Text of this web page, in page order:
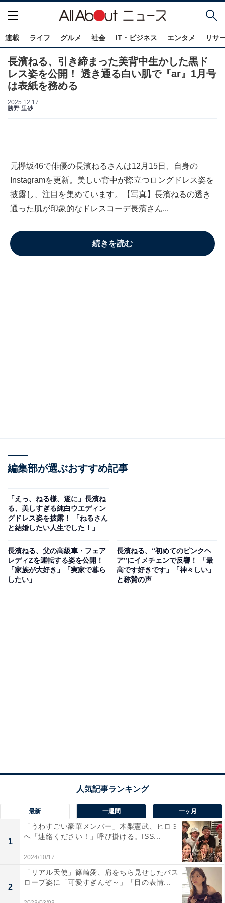
連載 ライフ グルメ 社会 IT・ビジネス エンタメ リサ
長濱ねる、引き締まった美背中生かした黒ド
レス姿を公開！ 透き通る白い肌で『ar』1月号
は表紙を務める
2025.12.17
勝野 里砂
元欅坂46で俳優の長濱ねるさんは12月15日、自身の
Instagramを更新。美しい背中が際立つロングドレス姿を
披露し、注目を集めています。【写真】長濱ねるの透き
通った肌が印象的なドレスコーデ長濱さん...
続きを読む
編集部が選ぶおすすめ記事
「えっ、ねる様、遂に」長濱ね
る、美しすぎる純白ウエディン
グドレス姿を披露！ 「ねるさん
と結婚したい人生でした！」
長濱ねる、父の高級車・フェア
レディZを運転する姿を公開！
「家族が大好き」「実家で暮ら
したい」
長濱ねる、“初めてのピンクヘ
ア”にイメチェンで反響！ 「最
高です好きです」「神々しい」
と称賛の声
最新 一週間 一ヶ月
1
「うわすごい豪華メンバー」木梨憲武、ヒロミ
へ「連絡ください！」呼び掛ける。ISS...
2024/10/17
2
「リアル天使」篠崎愛、肩をちら見せしたバス
ローブ姿に「可愛すぎんぞ～」「目の表情...